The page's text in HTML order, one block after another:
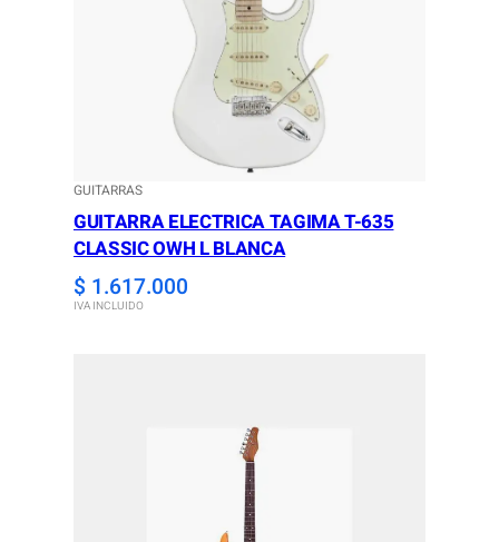
GUITARRAS
GUITARRA ELECTRICA TAGIMA T-635
CLASSIC OWH L BLANCA
$ 1.617.000
IVA INCLUIDO